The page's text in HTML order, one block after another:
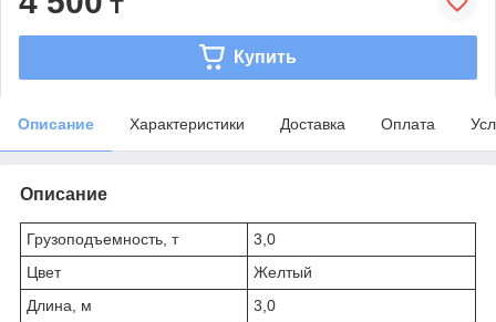
Купить
Описание Характеристики Доставка Оплата
Описание
Грузоподъемность, т
3,0
Цвет
Желтый
Длина, м
3,0